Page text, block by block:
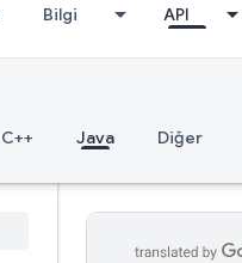
Bilgi API
C++ Java Diğer